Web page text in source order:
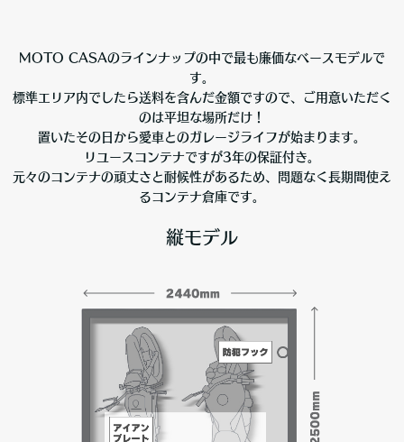
MOTO CASAのラインナップの中で最も廉価なベースモデルで
す。
標準エリア内でしたら送料を含んだ金額ですので、ご用意いただく
のは平坦な場所だけ！
置いたその日から愛車とのガレージライフが始まります。
リユースコンテナですが3年の保証付き。
元々のコンテナの頑丈さと耐候性があるため、問題なく長期間使え
るコンテナ倉庫です。
縦モデル